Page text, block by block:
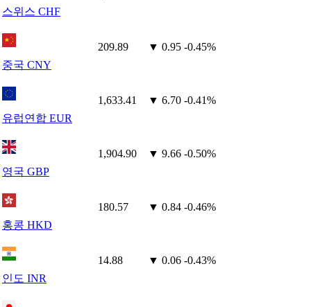
스위스 CHF
중국 CNY
209.89 ▼ 0.95 -0.45%
유럽연합 EUR
1,633.41 ▼ 6.70 -0.41%
영국 GBP
1,904.90 ▼ 9.66 -0.50%
홍콩 HKD
180.57 ▼ 0.84 -0.46%
인도 INR
14.88 ▼ 0.06 -0.43%